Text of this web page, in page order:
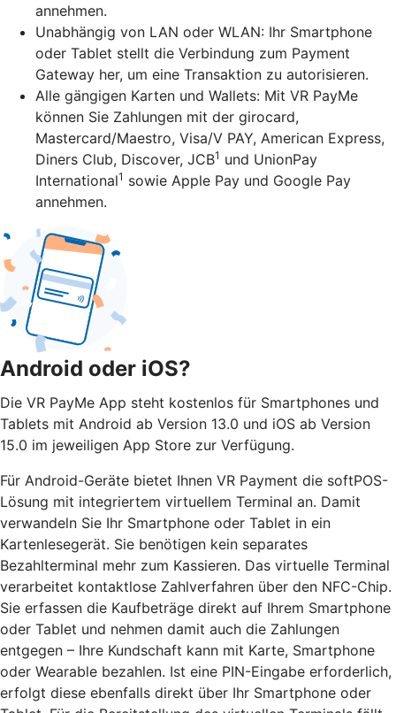
annehmen.
Unabhängig von LAN oder WLAN: Ihr Smartphone
oder Tablet stellt die Verbindung zum Payment
Gateway her, um eine Transaktion zu autorisieren.
Alle gängigen Karten und Wallets: Mit VR PayMe
können Sie Zahlungen mit der girocard,
Mastercard/Maestro, Visa/V PAY, American Express,
Diners Club, Discover, JCB1 und UnionPay
International1 sowie Apple Pay und Google Pay
annehmen.
Android oder iOS?
Die VR PayMe App steht kostenlos für Smartphones und
Tablets mit Android ab Version 13.0 und iOS ab Version
15.0 im jeweiligen App Store zur Verfügung.
Für Android-Geräte bietet Ihnen VR Payment die softPOS-
Lösung mit integriertem virtuellem Terminal an. Damit
verwandeln Sie Ihr Smartphone oder Tablet in ein
Kartenlesegerät. Sie benötigen kein separates
Bezahlterminal mehr zum Kassieren. Das virtuelle Terminal
verarbeitet kontaktlose Zahlverfahren über den NFC-Chip.
Sie erfassen die Kaufbeträge direkt auf Ihrem Smartphone
oder Tablet und nehmen damit auch die Zahlungen
entgegen – Ihre Kundschaft kann mit Karte, Smartphone
oder Wearable bezahlen. Ist eine PIN-Eingabe erforderlich,
erfolgt diese ebenfalls direkt über Ihr Smartphone oder